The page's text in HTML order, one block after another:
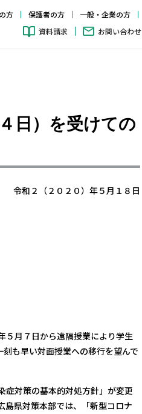
方 保護者の方 一般・企業の方
資料請求
お問い合わせ
日）を受けての
令和２（２０２０）年５月１８日
５月７日から遠隔授業により学生
も早い対面授業への移行を望んで
対策の基本的対処方針」が変更
島県対策本部では、「新型コロナ